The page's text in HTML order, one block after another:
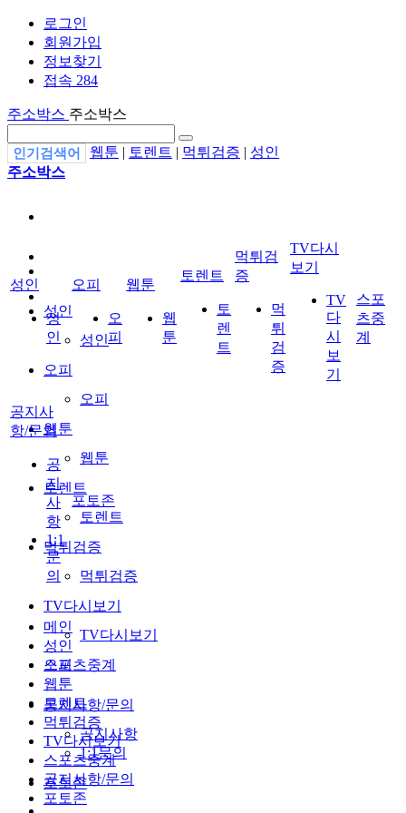
로그인
회원가입
정보찾기
접속 284
주소박스 주소박스
인기검색어 웹툰 | 토렌트 | 먹튀검증 | 성인
주소박스
성인
성인
오피
오피
웹툰
웹툰
토렌트
토렌트
먹튀검증
먹튀검증
TV다시보기
TV다시보기
스포츠중계
공지사항/문의
공지사항
1:1문의
포토존
성인
성
인
오피
오
피
웹툰
웹
툰
토렌트
토
렌
트
먹튀검
증
먹
튀
검
증
TV다시
보기
TV
다
시
보
기
스포
츠중
계
공지사
항/문의
공
지
사
항
1:1
문
의
포토존
메인
성인
오피
웹툰
토렌트
먹튀검증
TV다시보기
스포츠중계
공지사항/문의
포토존